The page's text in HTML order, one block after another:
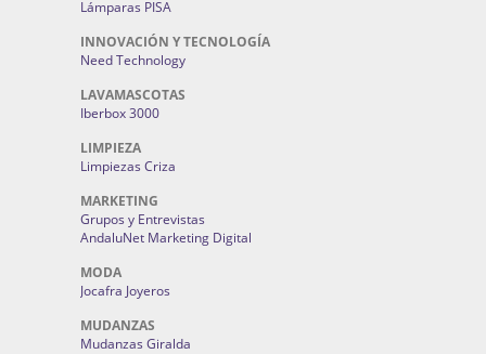
Lámparas PISA
INNOVACIÓN Y TECNOLOGÍA
Need Technology
LAVAMASCOTAS
Iberbox 3000
LIMPIEZA
Limpiezas Criza
MARKETING
Grupos y Entrevistas
AndaluNet Marketing Digital
MODA
Jocafra Joyeros
MUDANZAS
Mudanzas Giralda